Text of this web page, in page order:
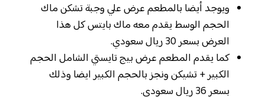
ويوجد أيضا بالمطعم عرض علي وجبة تشكن ماك
الحجم الوسط يقدم معه ماك بايتس كل هذا
العرض بسعر 30 ريال سعودي.
كما يقدم المطعم عرض بيج تايستي الشامل الحجم
الكبير + تشيكن ونجز بالحجم الكبير ايضا وذلك
بسعر 36 ريال سعودي.